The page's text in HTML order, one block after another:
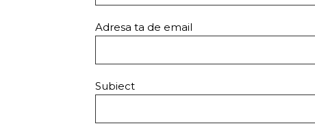
Adresa ta de email
Subiect